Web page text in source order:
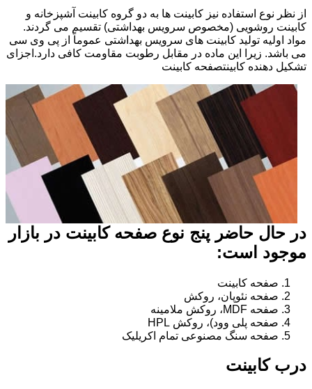
از نظر نوع استفاده نیز کابینت ها به دو گروه کابینت آشپزخانه و
کابینت روشویی (مخصوص سرویس بهداشتی) تقسیم می گردند.
مواد اولیه تولید کابینت های سرویس بهداشتی عموماً از پی وی سی
می باشد. زیرا این ماده در مقابل رطوبت مقاومت کافی دارد.اجزای
تشکیل دهنده کابینتصفحه کابینت
در حال حاضر پنج نوع صفحه کابینت در بازار
موجود است:
صفحه کابینت
صفحه نئوپان، روکش
صفحه MDF، روکش ملامینه
صفحه پلی وود)، روکش HPL
صفحه سنگ مصنوعی تمام اکریلیک
درب کابینت